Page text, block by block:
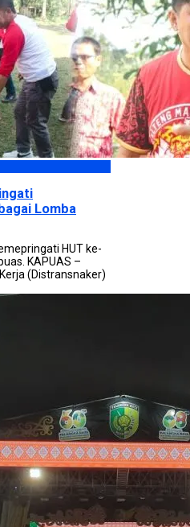
Lomba
HUT ke-
KAPUAS –
(Distransnaker)